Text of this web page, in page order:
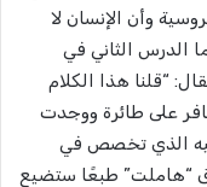
وأن الإنسان لا
الدرس الثاني في
“قلنا هذا الكلام
على طائرة ووجدت
الذي تخصص في
“هاملت” طبعًا ستضيع